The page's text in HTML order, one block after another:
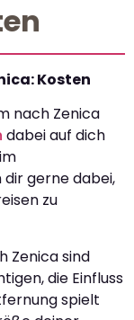
Kosten
nach Zenica
dabei auf dich
dir gerne dabei,
zu
Zenica sind
die Einfluss
spielt